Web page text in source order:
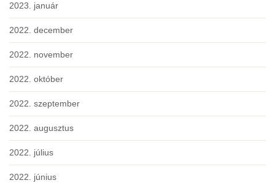
2023. január
2022. december
2022. november
2022. október
2022. szeptember
2022. augusztus
2022. július
2022. június